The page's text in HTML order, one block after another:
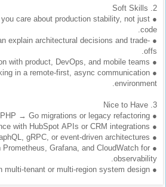
2. Soft Skills
you care about production stability, not just
code.
explain architectural decisions and trade-
offs.
● Collaboration with product, DevOps, and mobile teams.
in a remote-first, async communication
environment.
3. Nice to Have
● Experience with PHP → Go migrations or legacy refactoring.
● Experience with HubSpot APIs or CRM integrations.
● Knowledge of GraphQL, gRPC, or event-driven architectures.
Prometheus, Grafana, and CloudWatch for
observability.
● Experience in multi-tenant or multi-region system design.